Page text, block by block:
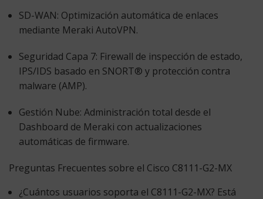
SD-WAN: Optimización automática de enlaces
mediante Meraki AutoVPN.
Seguridad Capa 7: Firewall de inspección de estado,
IPS/IDS basado en SNORT® y protección contra
malware (AMP).
Gestión Nube: Administración total desde el
Dashboard de Meraki con actualizaciones
automáticas de firmware.
Preguntas Frecuentes sobre el Cisco C8111-G2-MX
¿Cuántos usuarios soporta el C8111-G2-MX? Está